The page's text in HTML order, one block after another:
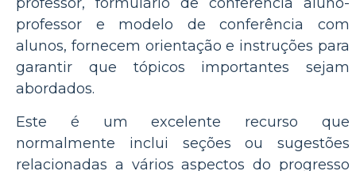
professor e modelo de conferência com
alunos, fornecem orientação e instruções para
garantir que tópicos importantes sejam
abordados.
Este é um excelente recurso que
normalmente inclui seções ou sugestões
relacionadas a vários aspectos do progresso